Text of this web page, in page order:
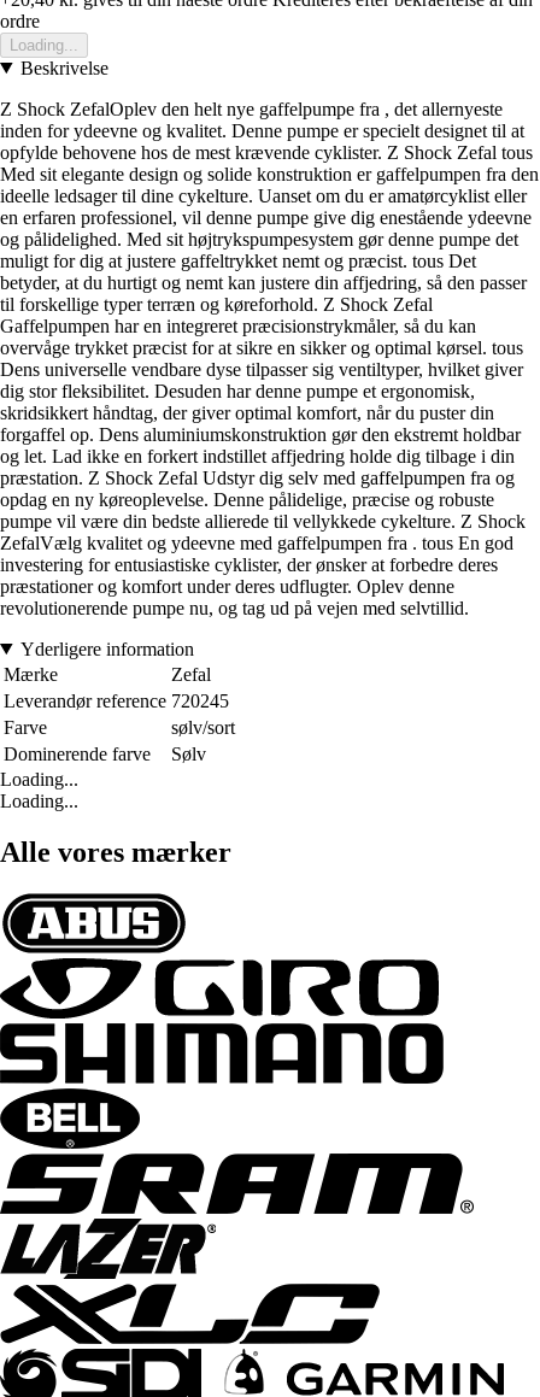
ordre
Loading...
Beskrivelse
Z Shock ZefalOplev den helt nye gaffelpumpe fra , det allernyeste
inden for ydeevne og kvalitet. Denne pumpe er specielt designet til at
opfylde behovene hos de mest krævende cyklister. Z Shock Zefal tous
Med sit elegante design og solide konstruktion er gaffelpumpen fra den
ideelle ledsager til dine cykelture. Uanset om du er amatørcyklist eller
en erfaren professionel, vil denne pumpe give dig enestående ydeevne
og pålidelighed. Med sit højtrykspumpesystem gør denne pumpe det
muligt for dig at justere gaffeltrykket nemt og præcist. tous Det
betyder, at du hurtigt og nemt kan justere din affjedring, så den passer
til forskellige typer terræn og køreforhold. Z Shock Zefal
Gaffelpumpen har en integreret præcisionstrykmåler, så du kan
overvåge trykket præcist for at sikre en sikker og optimal kørsel. tous
Dens universelle vendbare dyse tilpasser sig ventiltyper, hvilket giver
dig stor fleksibilitet. Desuden har denne pumpe et ergonomisk,
skridsikkert håndtag, der giver optimal komfort, når du puster din
forgaffel op. Dens aluminiumskonstruktion gør den ekstremt holdbar
og let. Lad ikke en forkert indstillet affjedring holde dig tilbage i din
præstation. Z Shock Zefal Udstyr dig selv med gaffelpumpen fra og
opdag en ny køreoplevelse. Denne pålidelige, præcise og robuste
pumpe vil være din bedste allierede til vellykkede cykelture. Z Shock
ZefalVælg kvalitet og ydeevne med gaffelpumpen fra . tous En god
investering for entusiastiske cyklister, der ønsker at forbedre deres
præstationer og komfort under deres udflugter. Oplev denne
revolutionerende pumpe nu, og tag ud på vejen med selvtillid.
Yderligere information
Mærke
Zefal
Leverandør reference 720245
Farve
sølv/sort
Dominerende farve
Sølv
Loading...
Loading...
Alle vores mærker